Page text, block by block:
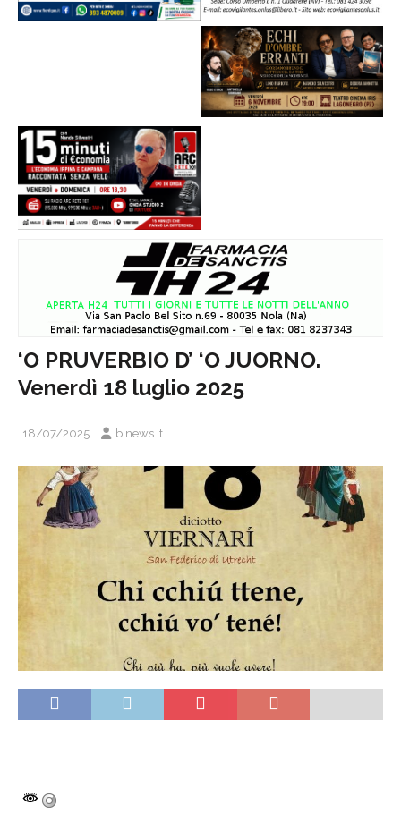
‘O PRUVERBIO D’ ‘O JUORNO.
Venerdì 18 luglio 2025
18/07/2025 binews.it